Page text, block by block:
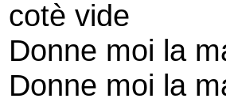
cotè vide
Donne moi la
Donne moi la